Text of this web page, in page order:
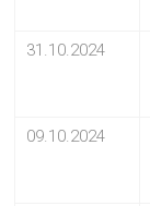
31.10.2024
09.10.2024